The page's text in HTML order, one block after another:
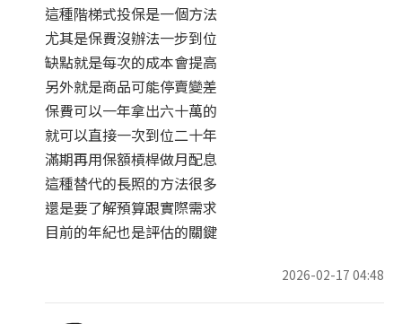
這種階梯式投保是一個方法
尤其是保費沒辦法一步到位
缺點就是每次的成本會提高
另外就是商品可能停賣變差
保費可以一年拿出六十萬的
就可以直接一次到位二十年
滿期再用保額槓桿做月配息
這種替代的長照的方法很多
還是要了解預算跟實際需求
目前的年紀也是評估的關鍵
2026-02-17 04:48